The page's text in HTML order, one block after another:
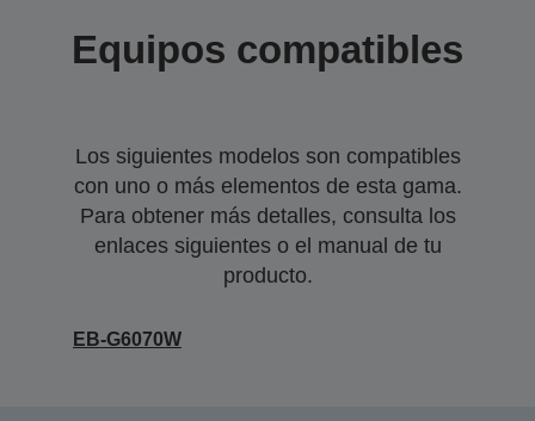
Equipos compatibles
Los siguientes modelos son compatibles
con uno o más elementos de esta gama.
Para obtener más detalles, consulta los
enlaces siguientes o el manual de tu
producto.
EB-G6070W